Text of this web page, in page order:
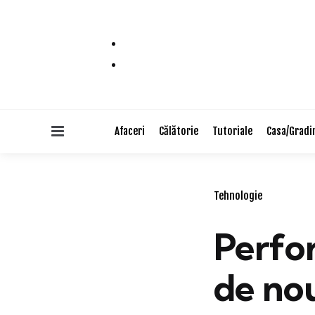
Afaceri Călătorie Tutoriale Casa/
Categories
Tehnologie
de